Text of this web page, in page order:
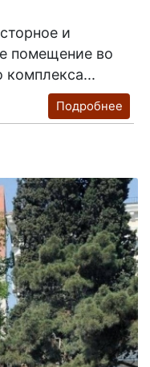
и
помещение во
комплекса...
Подробнее